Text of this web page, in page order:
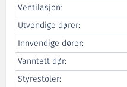
Ventilasjon:
Utvendige dører:
Innvendige dører:
Vanntett dør:
Styrestoler: